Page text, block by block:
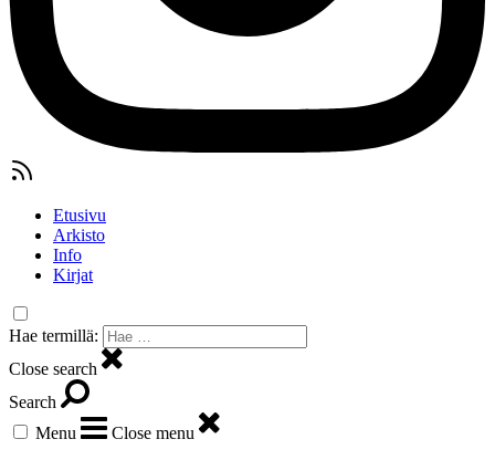
Etusivu
Arkisto
Info
Kirjat
Hae termillä:
Close search
Search
Menu
Close menu